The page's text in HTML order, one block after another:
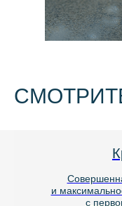
Круг
Совершенная
и максимальное
с первого